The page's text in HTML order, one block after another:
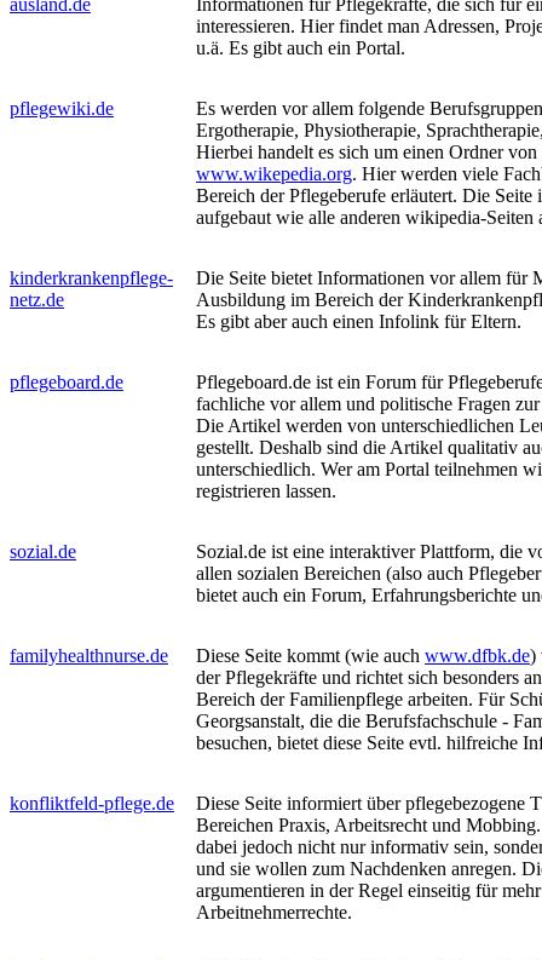
interessieren. Hier findet man Adressen,
u.ä. Es gibt auch ein Portal.
pflegewiki.de
Es werden vor allem folgende
Ergotherapie, Physiotherapie,
Hierbei handelt es sich um einen Ordner von
www.wikepedia.org. Hier werden viele
Bereich der Pflegeberufe erläutert. Die Seite
aufgebaut wie alle anderen wikipedia-Seiten
kinderkrankenpflege-
netz.de
Die Seite bietet Informationen vor allem für
Ausbildung im Bereich der
Es gibt aber auch einen Infolink für Eltern.
pflegeboard.de
Pflegeboard.de ist ein Forum für
fachliche vor allem und politische Fragen
Die Artikel werden von unterschiedlichen
gestellt. Deshalb sind die Artikel qualitativ
unterschiedlich. Wer am Portal teilnehmen
registrieren lassen.
sozial.de
Sozial.de ist eine interaktiver Plattform, die
allen sozialen Bereichen (also auch
bietet auch ein Forum, Erfahrungsberichte
familyhealthnurse.de Diese Seite kommt (wie auch www.dfbk.de)
der Pflegekräfte und richtet sich besonders
Bereich der Familienpflege arbeiten. Für
Georgsanstalt, die die Berufsfachschule -
besuchen, bietet diese Seite evtl. hilfreiche
konfliktfeld-pflege.de
Diese Seite informiert über pflegebezogene
Bereichen Praxis, Arbeitsrecht und
dabei jedoch nicht nur informativ sein,
und sie wollen zum Nachdenken anregen.
argumentieren in der Regel einseitig für mehr
Arbeitnehmerrechte.